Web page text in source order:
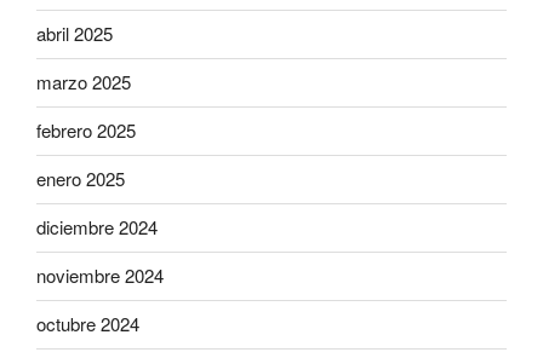
abril 2025
marzo 2025
febrero 2025
enero 2025
diciembre 2024
noviembre 2024
octubre 2024